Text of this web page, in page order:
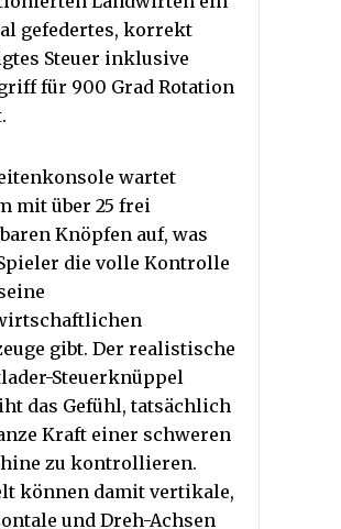
gefedertes, korrekt
Steuer inklusive
für 900 Grad Rotation
wartet
mit über 25 frei
Knöpfen auf, was
die volle Kontrolle
gibt. Der realistische
Steuerknüppel
das Gefühl, tatsächlich
Kraft einer schweren
zu kontrollieren.
können damit vertikale,
und Dreh-Achsen